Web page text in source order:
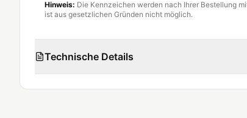
Hinweis: Die Kennzeichen werden nach Ihrer Bestellung
ist aus gesetzlichen Gründen nicht möglich.
Technische Details